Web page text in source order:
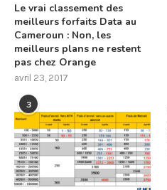
Le vrai classement des
meilleurs forfaits Data au
Cameroun : Non, les
meilleurs plans ne restent
pas chez Orange
avril 23, 2017
3